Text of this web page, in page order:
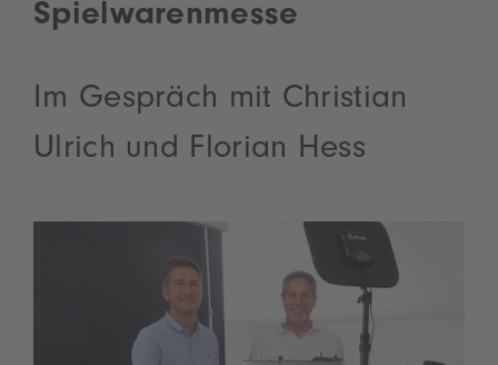
Spielwarenmesse
Im Gespräch mit Christian
Ulrich und Florian Hess